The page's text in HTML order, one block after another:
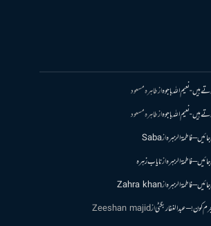
نعیم اللہ باجوہازطاہرہ مسعود
نعیم اللہ باجوہازطاہرہ مسعود
– فاطمۃالزہرہازSaba
– فاطمۃالزہرہازنایاب زہرہ
– فاطمۃالزہرہازZahra khan
کون! – عبدالغفار بگٹیازZeeshan majid